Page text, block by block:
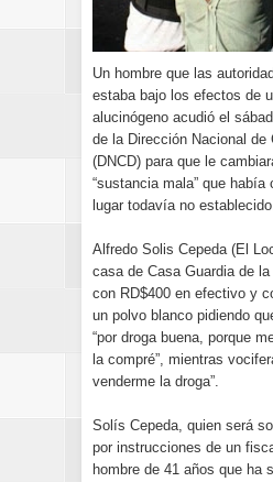
Un hombre que las
estaba bajo los efectos de
alucinógeno acudió el
de la Dirección Nacional de
(DNCD) para que le
“sustancia mala” que había
lugar todavía no
Alfredo Solis Cepeda (El
casa de Casa Guardia de
con RD$400 en efectivo y
un polvo blanco pidiendo
“por droga buena, porque
la compré”, mientras
venderme la droga”.
Solís Cepeda, quien será
por instrucciones de un
hombre de 41 años que ha